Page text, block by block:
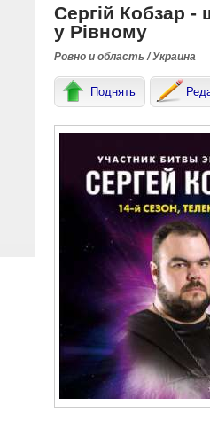
Сергій Кобзар -
у Рівному
Ровно и область / Украина
Поднять